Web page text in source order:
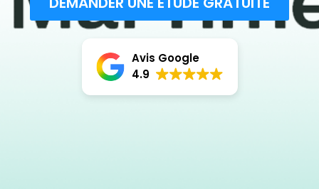
Avis Google
4.9